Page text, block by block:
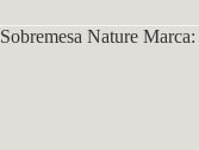
Sobremesa Nature Marca: